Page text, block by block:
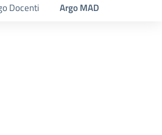
Docenti Argo MAD